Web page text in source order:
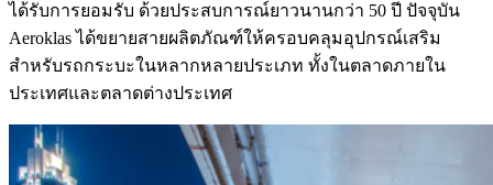
ได้รับการยอมรับ ด้วยประสบการณ์ยาวนานกว่า 50 ปี ปัจจุบัน
Aeroklas ได้ขยายสายผลิตภัณฑ์ให้ครอบคลุมอุปกรณ์เสริม
สำหรับรถกระบะในหลากหลายประเภท ทั้งในตลาดภายใน
ประเทศและตลาดต่างประเทศ